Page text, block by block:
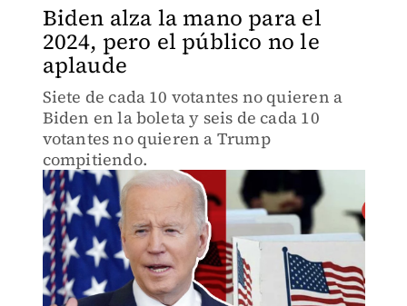
Biden alza la mano para el
2024, pero el público no le
aplaude
Siete de cada 10 votantes no quieren a
Biden en la boleta y seis de cada 10
votantes no quieren a Trump
compitiendo.